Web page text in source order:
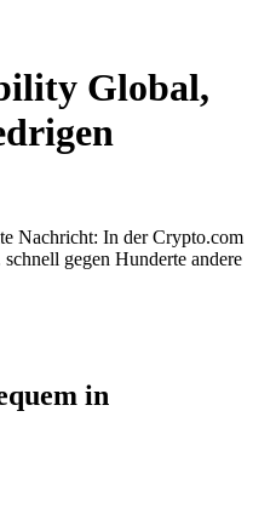
Global,
Nachricht: In der Crypto.com
gegen Hunderte andere
in